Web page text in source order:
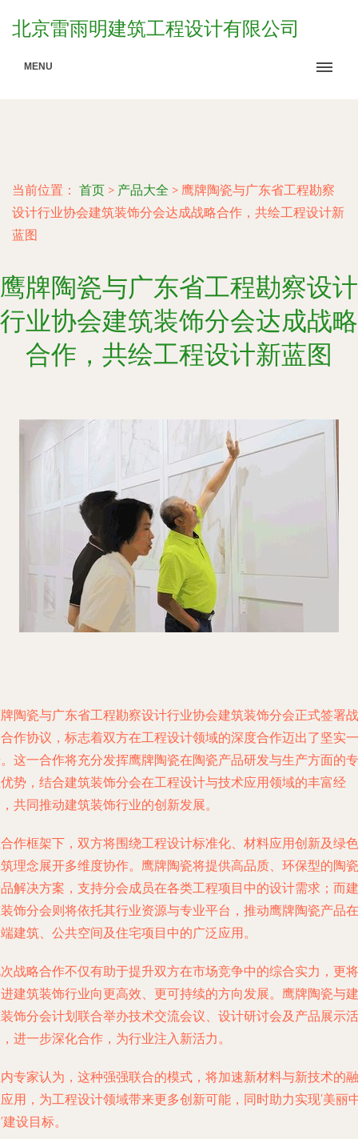
北京雷雨明建筑工程设计有限公司
MENU
当前位置： 首页 > 产品大全 > 鹰牌陶瓷与广东省工程勘察
设计行业协会建筑装饰分会达成战略合作，共绘工程设计新
蓝图
鹰牌陶瓷与广东省工程勘察设计
行业协会建筑装饰分会达成战略
合作，共绘工程设计新蓝图
陶瓷与广东省工程勘察设计行业协会建筑装饰分会正式签署战
作协议，标志着双方在工程设计领域的深度合作迈出了坚实一
这一合作将充分发挥鹰牌陶瓷在陶瓷产品研发与生产方面的专
势，结合建筑装饰分会在工程设计与技术应用领域的丰富经
共同推动建筑装饰行业的创新发展。
作框架下，双方将围绕工程设计标准化、材料应用创新及绿色
理念展开多维度协作。鹰牌陶瓷将提供高品质、环保型的陶瓷
解决方案，支持分会成员在各类工程项目中的设计需求；而建
饰分会则将依托其行业资源与专业平台，推动鹰牌陶瓷产品在
建筑、公共空间及住宅项目中的广泛应用。
战略合作不仅有助于提升双方在市场竞争中的综合实力，更将
建筑装饰行业向更高效、更可持续的方向发展。鹰牌陶瓷与建
饰分会计划联合举办技术交流会议、设计研讨会及产品展示活
进一步深化合作，为行业注入新活力。
专家认为，这种强强联合的模式，将加速新材料与新技术的融
用，为工程设计领域带来更多创新可能，同时助力实现‘美丽
建设目标。